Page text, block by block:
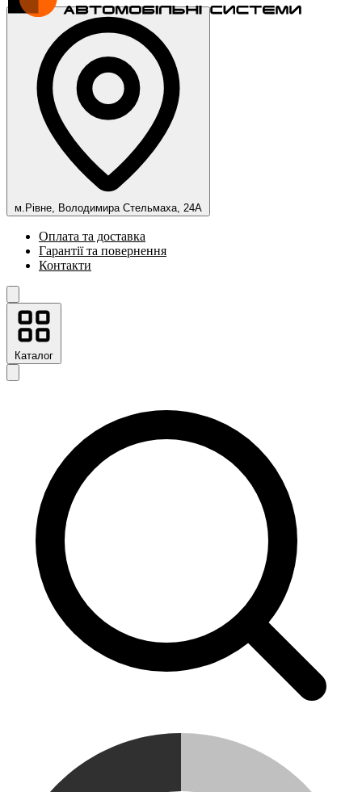
м.Рівне, Володимира Стельмаха, 24А
Оплата та доставка
Гарантії та повернення
Контакти
Каталог